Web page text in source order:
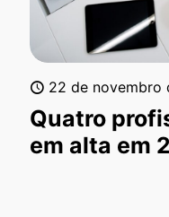
22 de novembro
Quatro
em alta em